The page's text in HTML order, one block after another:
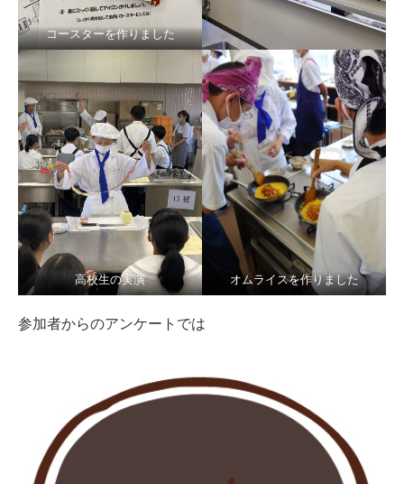
コースターを作りました
高校生の実演 オムライスを作りました
参加者からのアンケートでは